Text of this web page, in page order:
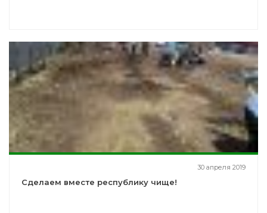
30 апреля 2019
Сделаем вместе республику чище!